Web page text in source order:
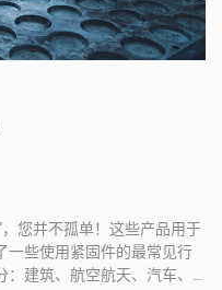
您并不孤单！这些产品用于
一些使用紧固件的最常见行
建筑、航空航天、汽车、